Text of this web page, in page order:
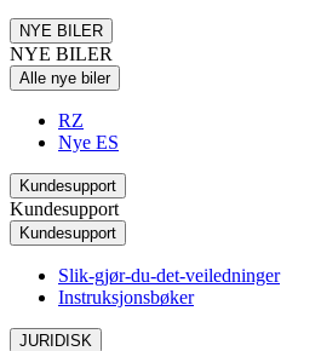
NYE BILER
NYE BILER
Alle nye biler
RZ
Nye ES
Kundesupport
Kundesupport
Kundesupport
Slik-gjør-du-det-veiledninger
Instruksjonsbøker
JURIDISK